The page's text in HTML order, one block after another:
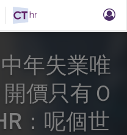
年失業唯
價只有Ｏ
：呢個世